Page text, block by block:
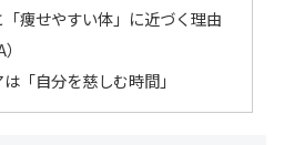
痩せやすい体」に近づく理由
「自分を慈しむ時間」